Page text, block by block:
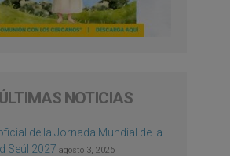
ÚLTIMAS NOTICIAS
de la Jornada Mundial de la
Seúl 2027 agosto 3, 2026